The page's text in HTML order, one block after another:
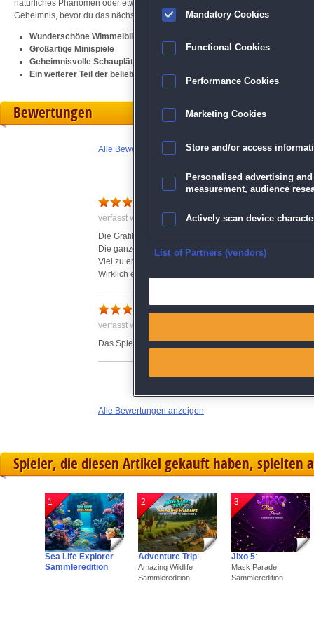
natürliches Phänomen oder etwas ganz anderes? Handle schnell in diesem
Geheimnis, bevor du das nächste Opfer wirst!
Wunderschöne Wimmelbilder
Großartige Minispiele
Geheimnisvolle Schauplätze
Ein weiterer Teil der beliebten
Myths of the World
Bewertungen
Alle Bewertungen anzeigen
verfasst von Claudia am 18.02.2023 um 17:24
Die Grafik ist einmalig schön.
Die ganzen Minispiele sind super gemacht und machen
Viel zu erledigen und mit einer Karte alles gut
Wirklich ein total tolles Spiel
Schönes Spiel
verfasst von Anonym am 14.09.2023 um 06:57
Das Spiel hat mit gut gefallen ,kann es weiterempfehlen.
Alle Bewertungen anzeigen
Spieler, die diesen Artikel gekauft haben, spielten
1
Sea Life Explorer
Sammleredition
2
Adventure Trip:
Amazing Wildlife
Sammleredition
3
Jixo 5:
Mask Parade
Sammleredition
Mandatory Cookies
Functional Cookies
Performance Cookies
Marketing Cookies
Store and/or access
Personalised advertising
measurement, audience
Actively scan device
Ensure security, prevent
List of Partners (vendors)